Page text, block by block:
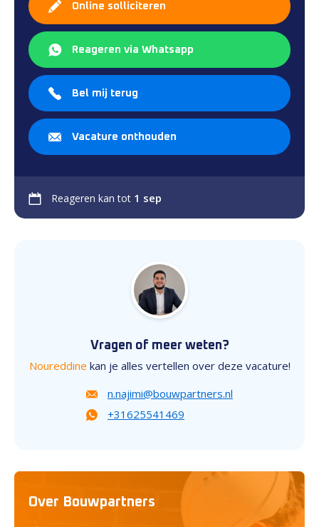
Online solliciteren
Reageren via Whatsapp
Bel mij terug
Vacature onthouden
Reageren kan tot 1 sep
Vragen of meer weten?
Noureddine kan je alles vertellen over deze vacature!
n.najimi@bouwpartners.nl
+31625541469
Over Bouwpartners